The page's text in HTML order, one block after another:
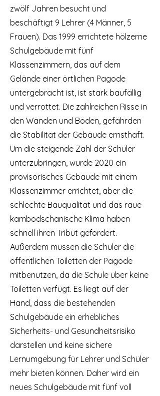
zwölf Jahren besucht und
beschäftigt 9 Lehrer (4 Männer, 5
Frauen). Das 1999 errichtete hölzerne
Schulgebäude mit fünf
Klassenzimmern, das auf dem
Gelände einer örtlichen Pagode
untergebracht ist, ist stark baufällig
und verrottet. Die zahlreichen Risse in
den Wänden und Böden, gefährden
die Stabilität der Gebäude ernsthaft.
Um die steigende Zahl der Schüler
unterzubringen, wurde 2020 ein
provisorisches Gebäude mit einem
Klassenzimmer errichtet, aber die
schlechte Bauqualität und das raue
kambodschanische Klima haben
schnell ihren Tribut gefordert.
Außerdem müssen die Schüler die
öffentlichen Toiletten der Pagode
mitbenutzen, da die Schule über keine
Toiletten verfügt. Es liegt auf der
Hand, dass die bestehenden
Schulgebäude ein erhebliches
Sicherheits- und Gesundheitsrisiko
darstellen und keine sichere
Lernumgebung für Lehrer und Schüler
mehr bieten können. Daher wird ein
neues Schulgebäude mit fünf voll